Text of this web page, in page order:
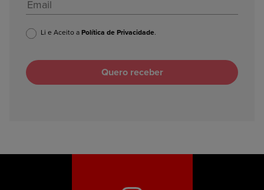
Li e Aceito a Política de Privacidade